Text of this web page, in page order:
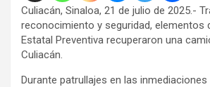
Culiacán, Sinaloa, 21 de julio de 2025.-
reconocimiento y seguridad, elementos
Estatal Preventiva recuperaron una
Culiacán.
Durante patrullajes en las